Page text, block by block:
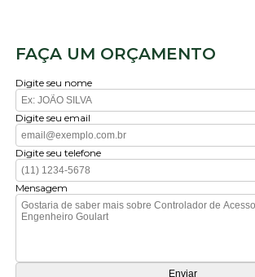
FAÇA UM ORÇAMENTO
Digite seu nome
Digite seu email
Digite seu telefone
Mensagem